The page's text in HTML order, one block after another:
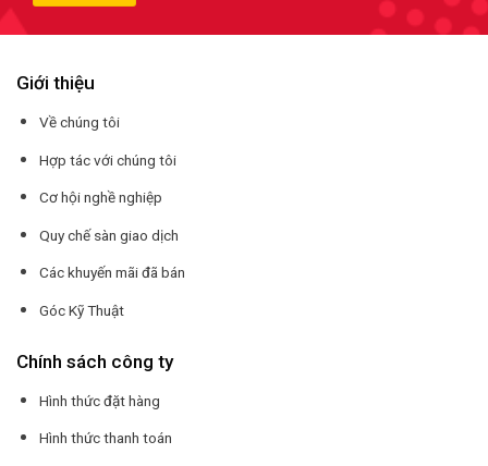
Giới thiệu
Về chúng tôi
Hợp tác với chúng tôi
Cơ hội nghề nghiệp
Quy chế sàn giao dịch
Các khuyến mãi đã bán
Góc Kỹ Thuật
Chính sách công ty
Hình thức đặt hàng
Hình thức thanh toán